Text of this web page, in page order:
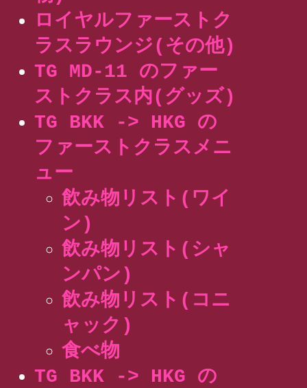
ロイヤルファーストク
ラスラウンジ(その他)
TG MD-11 のファー
ストクラス内(グッズ)
TG BKK -> HKG の
ファーストクラスメニ
ュー
飲み物リスト(ワイ
ン)
飲み物リスト(シャ
ンパン)
飲み物リスト(コニ
ャック)
食べ物
TG BKK -> HKG の